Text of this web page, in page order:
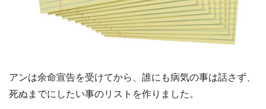
アンは余命宣告を受けてから、誰にも病気の事は話さず、
死ぬまでにしたい事のリストを作りました。